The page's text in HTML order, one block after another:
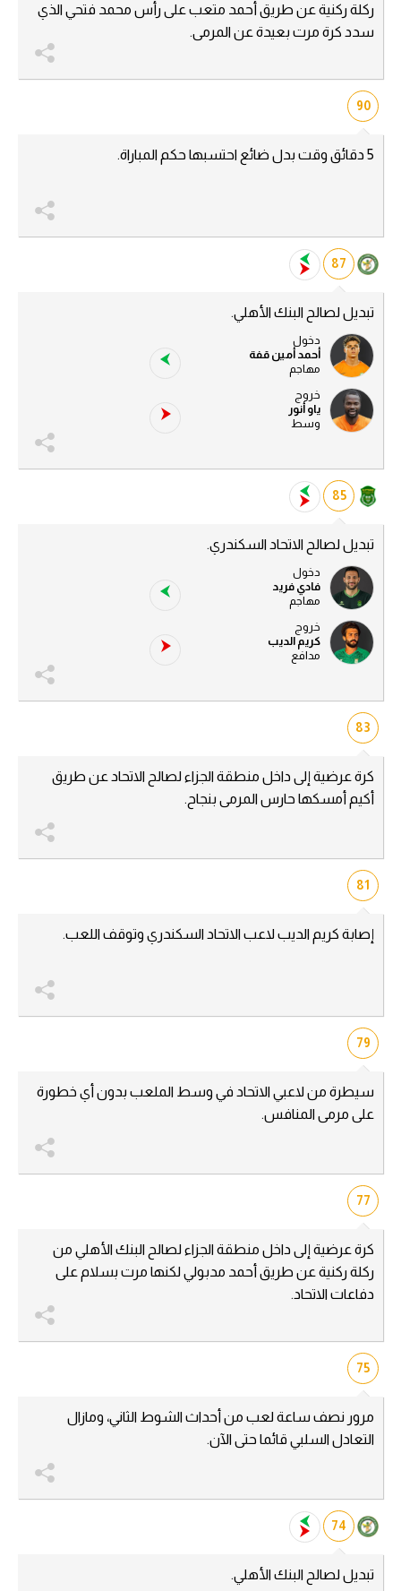
الدوري السعودي للمحترفين
دوري أبطال إفريقيا
كل البطولات
الدوري المصري
الكرة الإفريقية
منتخب مصر
سعودي في الجول
الدوري الإسباني
دوري أبطال أوروبا
القسم الثاني
رياضات أخرى
أمم إفريقيا
كرة السلة الأمريكية
كرة سلة
كرة يد
كرة طائرة
الوطن العربي
رياضة نسائية
آسيا
أمريكا
أقسام خاصة
Gamers
ميركاتو
تقرير في الجول
تحليل في الجول
حكايات في الجول
كويز في الجول
ركلة ركنية عن طريق أحمد متعب على رأس محمد فتحي الذي
سدد كرة مرت بعيدة عن المرمى.
90
5 دقائق وقت بدل ضائع احتسبها حكم المباراة.
87
تبديل لصالح البنك الأهلي.
دخول
أحمد أمين قفة
مهاجم
خروج
ياو أنور
وسط
85
تبديل لصالح الاتحاد السكندري.
دخول
فادي فريد
مهاجم
خروج
كريم الديب
مدافع
83
كرة عرضية إلى داخل منطقة الجزاء لصالح الاتحاد عن طريق
أكيم أمسكها حارس المرمى بنجاح.
81
إصابة كريم الديب لاعب الاتحاد السكندري وتوقف اللعب.
79
سيطرة من لاعبي الاتحاد في وسط الملعب بدون أي خطورة
على مرمى المنافس.
77
كرة عرضية إلى داخل منطقة الجزاء لصالح البنك الأهلي من
ركلة ركنية عن طريق أحمد مدبولي لكنها مرت بسلام على
دفاعات الاتحاد.
75
مرور نصف ساعة لعب من أحداث الشوط الثاني، ومازال
التعادل السلبي قائما حتى الآن.
74
تبديل لصالح البنك الأهلي.